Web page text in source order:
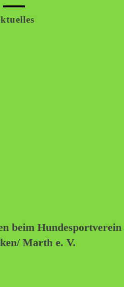
beim Hundesportverein
Marth e. V.